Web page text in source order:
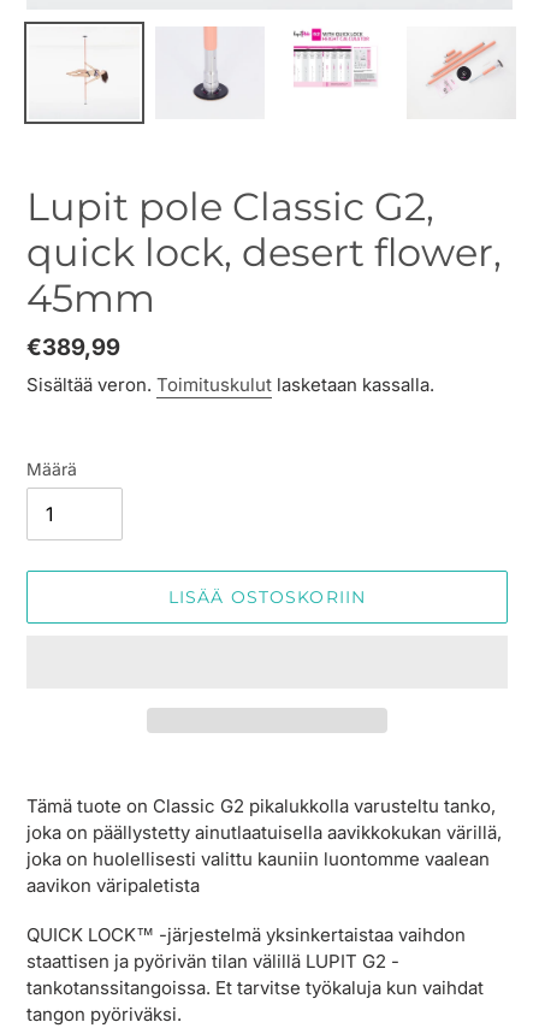
Lupit pole Classic G2,
quick lock, desert flower,
45mm
Normaalihinta
€389,99
Sisältää veron. Toimituskulut lasketaan kassalla.
Määrä
LISÄÄ OSTOSKORIIN
lisääminen
ostoskoriin
Tämä tuote on Classic G2 pikalukkolla varusteltu tanko,
joka on päällystetty ainutlaatuisella aavikkokukan värillä,
joka on huolellisesti valittu kauniin luontomme vaalean
aavikon väripaletista
QUICK LOCK™ -järjestelmä yksinkertaistaa vaihdon
staattisen ja pyörivän tilan välillä LUPIT G2 -
tankotanssitangoissa. Et tarvitse työkaluja kun vaihdat
tangon pyöriväksi.